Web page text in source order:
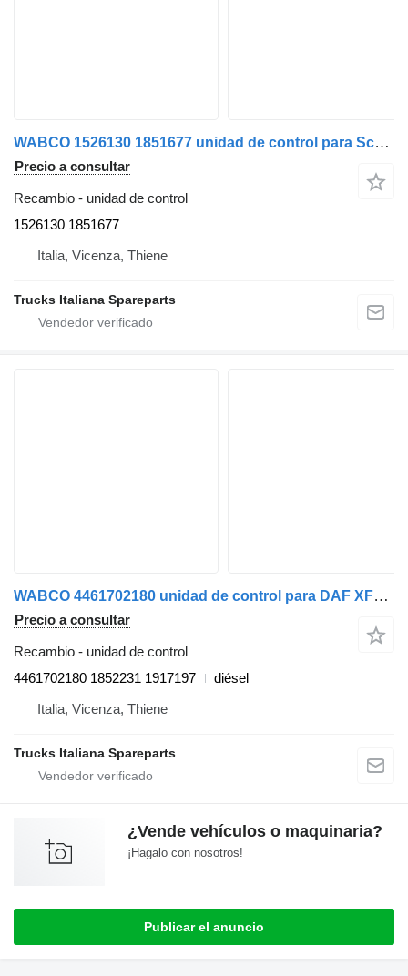
WABCO 1526130 1851677 unidad de control para Scania Serie R 2005> camión
Precio a consultar
Recambio - unidad de control
1526130 1851677
Italia, Vicenza, Thiene
Trucks Italiana Spareparts
WABCO 4461702180 unidad de control para DAF XF105 camión
Precio a consultar
Recambio - unidad de control
4461702180 1852231 1917197
diésel
Italia, Vicenza, Thiene
Trucks Italiana Spareparts
¿Vende vehículos o maquinaria?
¡Hagalo con nosotros!
Publicar el anuncio